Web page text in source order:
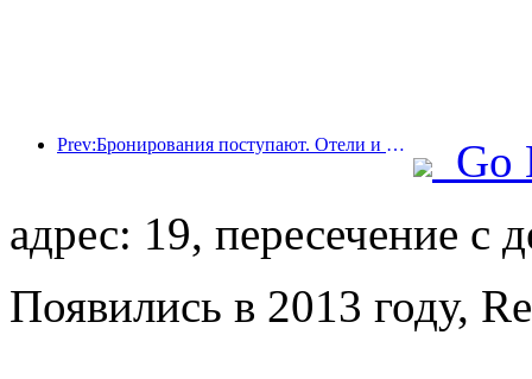
Prev:Бронирования поступают. Отели и продавцы B&B одинаково популярны среди бронирований. Средний уровень бронирования в Национальный день составляет 24,97% и 24,49% соответственно.
Go
адрес: 19, пересечение с
Появились в 2013 году,